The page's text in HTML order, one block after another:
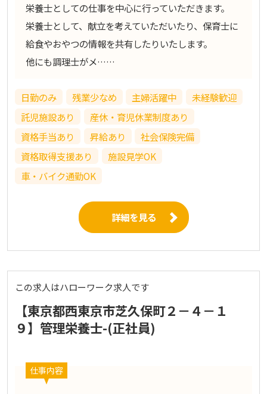
栄養士としての仕事を中心に行っていただきます。
栄養士として、献立を考えていただいたり、保育士に
給食やおやつの情報を共有したりいたします。
他にも調理士がメ……
日勤のみ 残業少なめ 主婦活躍中
未経験歓迎
託児施設あり
産休・育児休業制度あり
資格手当あり
昇給あり
社会保険完備
資格取得支援あり
施設見学OK
車・バイク通勤OK
詳細を見る
この求人はハローワーク求人です
【東京都西東京市芝久保町２－４－１
９】管理栄養士-(正社員)
仕事内容